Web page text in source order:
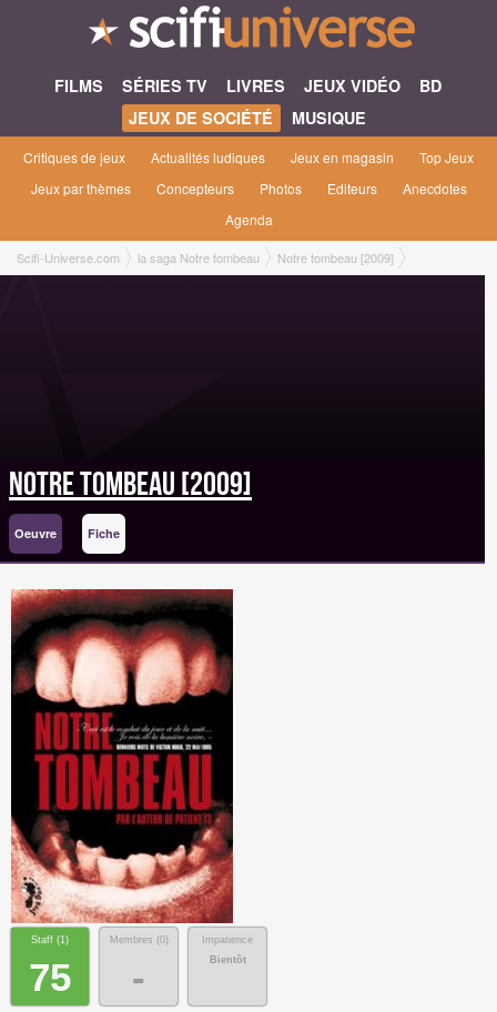
FILMS SÉRIES TV LIVRES JEUX VIDÉO
BD
JEUX DE SOCIÉTÉ
MUSIQUE
Critiques de jeux Actualités ludiques Jeux en magasin
Top Jeux
Jeux par thèmes
Concepteurs Photos Editeurs
Anecdotes
Agenda
Scifi-Universe.com la saga Notre tombeau Notre tombeau [2009]
Notre tombeau [2009]
Oeuvre Fiche
Staff (1)
75
Membres (0)
-
Impatience
Bientôt